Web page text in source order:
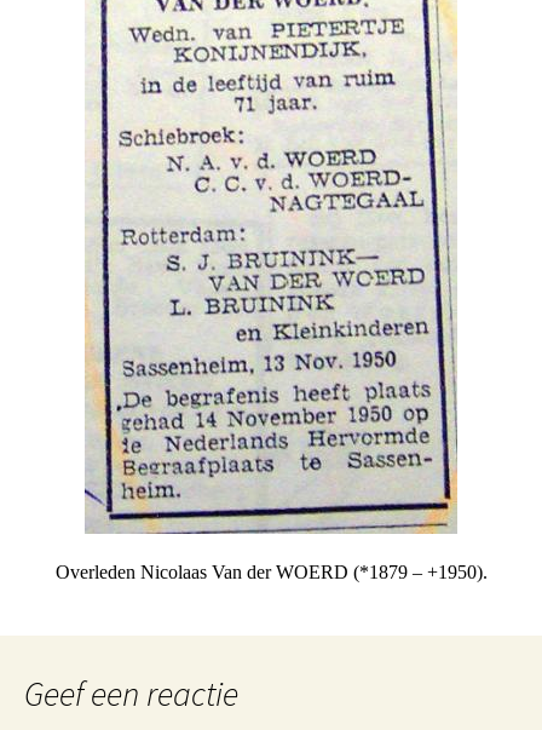
Overleden Nicolaas Van der WOERD (*1879 – +1950).
Geef een reactie